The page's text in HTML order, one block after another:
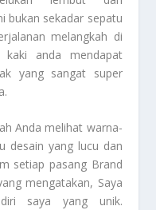
bukan sekadar sepatu
melangkah di
anda mendapat
yang sangat super
Anda melihat warna-
desain yang lucu dan
setiap pasang Brand
mengatakan, Saya
saya yang unik.